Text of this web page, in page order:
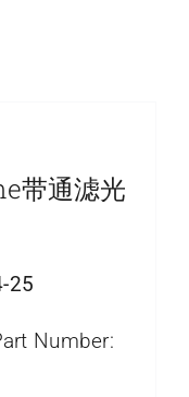
带通滤光
25
Number: